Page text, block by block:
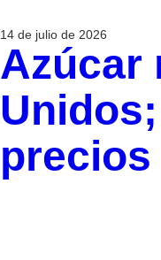
14 de julio de 2026
Azúcar
precios